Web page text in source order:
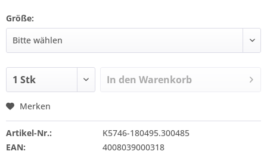
Größe:
In den Warenkorb
Merken
Artikel-Nr.:
K5746-180495.300485
EAN:
4008039000318